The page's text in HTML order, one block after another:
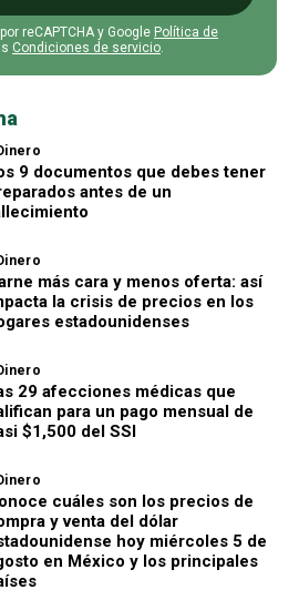
reCAPTCHA y Google Política de
Condiciones de servicio.
9 documentos que debes tener
antes de un
más cara y menos oferta: así
la crisis de precios en los
estadounidenses
29 afecciones médicas que
para un pago mensual de
$1,500 del SSI
cuáles son los precios de
y venta del dólar
hoy miércoles 5 de
en México y los principales